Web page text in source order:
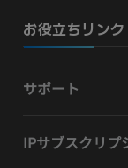
お役立ちリンク
サポート
IPサブスクリプ